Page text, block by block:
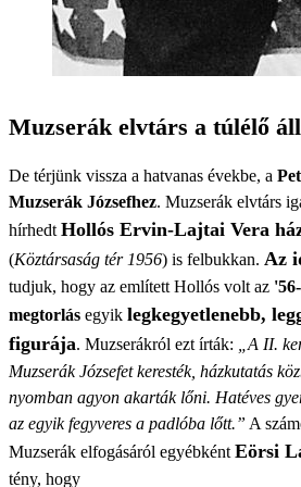
Muzserák elvtárs a túlélő
De térjünk vissza a hatvanas évekbe, a
Muzserák Józsefhez. Muzserák elvtárs
hírhedt Hollós Ervin-Lajtai Vera
(Köztársaság tér 1956) is felbukkan. Az
tudjuk, hogy az említett Hollós volt az
megtorlás egyik legkegyetlenebb,
figurája. Muzserákról ezt írták:
„A II.
Muzserák Józsefet keresték, házkutatás
nyomban agyon akarták lőni. Hatéves
az egyik fegyveres a padlóba lőtt.” A
Muzserák elfogásáról egyébként Eörsi
tény, hogy